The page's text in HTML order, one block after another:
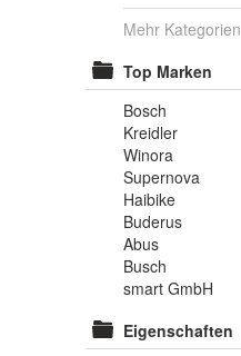
Mehr Kategorien
Top Marken
Bosch
Kreidler
Winora
Supernova
Haibike
Buderus
Abus
Busch
smart GmbH
Eigenschaften